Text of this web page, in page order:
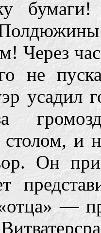
Через
не
усадил
столом, и
Он
—